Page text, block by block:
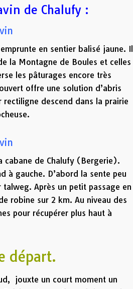
de Chalufy :
en sentier balisé jaune. Il
la Montagne de Boules et celles
les pâturages encore très
offre une solution d’abris
descend dans la prairie
cabane de Chalufy (Bergerie).
à gauche. D’abord la sente peu
Après un petit passage en
robine sur 2 km. Au niveau des
pour récupérer plus haut à
départ.
jouxte un court moment un